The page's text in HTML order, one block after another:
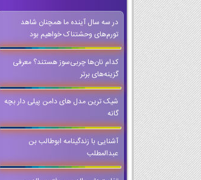
در سه سال آینده ما همچنان شاهد
تورم‌های وحشتناک خواهیم بود
کدام نان‌ها چربی‌سوز هستند؟ معرفی
گزینه‌های برتر
شیک ترین مدل های دامن پیلی دار بچه
گانه
آشنایی با زندگینامه ابوطالب بن
عبدالمطلب